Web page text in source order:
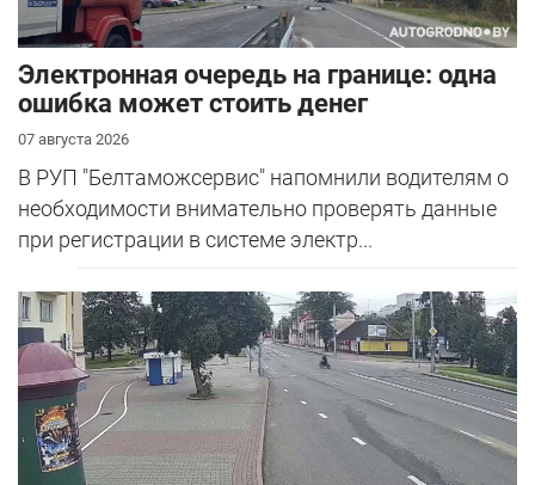
Электронная очередь на границе: одна
ошибка может стоить денег
07 августа 2026
В РУП "Белтаможсервис" напомнили водителям о
необходимости внимательно проверять данные
при регистрации в системе электр...